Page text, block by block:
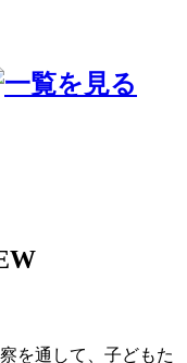
を通して、子どもた